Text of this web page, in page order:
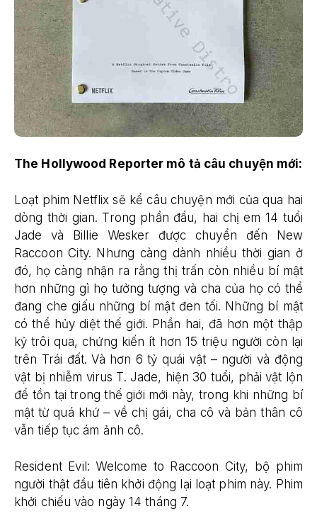
The Hollywood Reporter mô tả câu chuyện mới:
Loạt phim Netflix sẽ kể câu chuyện mới của qua hai
dòng thời gian. Trong phần đầu, hai chị em 14 tuổi
Jade và Billie Wesker được chuyển đến New
Raccoon City. Nhưng càng dành nhiều thời gian ở
đó, họ càng nhận ra rằng thị trấn còn nhiều bí mật
hơn những gì họ tưởng tượng và cha của họ có thể
đang che giấu những bí mật đen tối. Những bí mật
có thể hủy diệt thế giới. Phần hai, đã hơn một thập
kỷ trôi qua, chứng kiến ​​ít hơn 15 triệu người còn lại
trên Trái đất. Và hơn 6 tỷ quái vật – người và động
vật bị nhiễm virus T. Jade, hiện 30 tuổi, phải vật lộn
để tồn tại trong thế giới mới này, trong khi những bí
mật từ quá khứ – về chị gái, cha cô và bản thân cô
vẫn tiếp tục ám ảnh cô.
Resident Evil: Welcome to Raccoon City, bộ phim
người thật đầu tiên khởi động lại loạt phim này. Phim
khởi chiếu vào ngày 14 tháng 7.